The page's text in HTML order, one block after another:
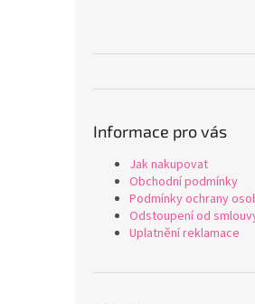
Informace pro vás
Jak nakupovat
Obchodní podmínky
Podmínky ochrany
Odstoupení od
Uplatnění reklamace